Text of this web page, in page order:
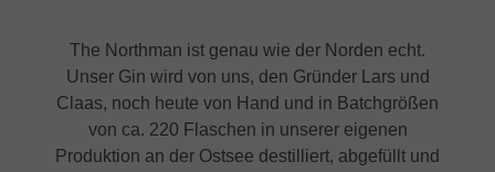
The Northman ist genau wie der Norden echt.
Unser Gin wird von uns, den Gründer Lars und
Claas, noch heute von Hand und in Batchgrößen
von ca. 220 Flaschen in unserer eigenen
Produktion an der Ostsee destilliert, abgefüllt und